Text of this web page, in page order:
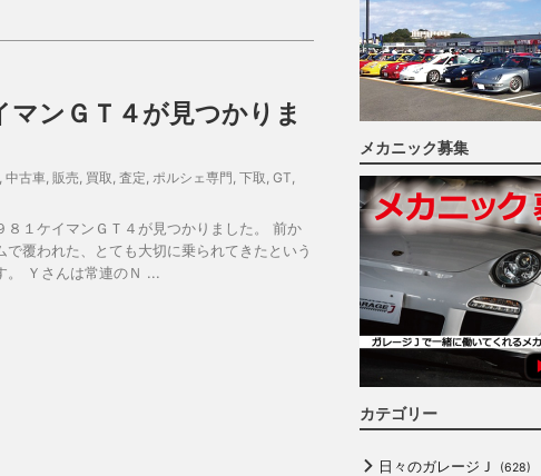
マンＧＴ４が見つかりま
中古車 販売 買取 査定 ポルシェ専門 下取 GT
８１ケイマンＧＴ４が見つかりました。 前か
覆われた、とても大切に乗られてきたという
。 Ｙさんは常連のＮ ...
メカニック募集
カテゴリー
日々のガレージＪ (628)